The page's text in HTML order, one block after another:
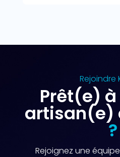
Rejoindre
Prêt(e)
artisan(e)
?
Rejoignez une